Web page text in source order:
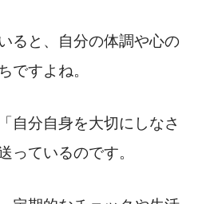
ると、自分の体調や心の
ですよね。
自分自身を大切にしなさ
っているのです。